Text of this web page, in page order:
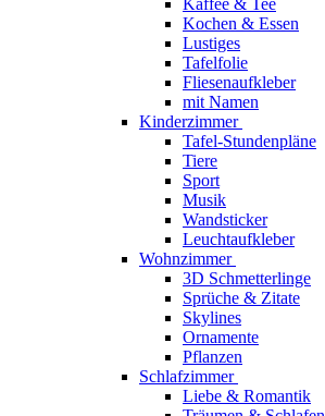
Kaffee & Tee
Kochen & Essen
Lustiges
Tafelfolie
Fliesenaufkleber
mit Namen
Kinderzimmer
Tafel-Stundenpläne
Tiere
Sport
Musik
Wandsticker
Leuchtaufkleber
Wohnzimmer
3D Schmetterlinge
Sprüche & Zitate
Skylines
Ornamente
Pflanzen
Schlafzimmer
Liebe & Romantik